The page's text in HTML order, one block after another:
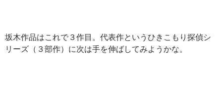
坂木作品はこれで３作目。代表作というひきこもり探偵シ
リーズ（３部作）に次は手を伸ばしてみようかな。